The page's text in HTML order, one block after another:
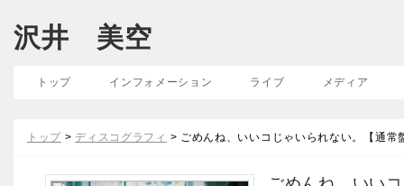
沢井 美空
トップ インフォメーション ライブ メディア
トップ > ディスコグラフィ > ごめんね、いいコじゃいられない。【通常